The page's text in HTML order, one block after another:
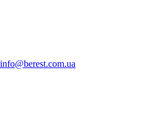
info@berest.com.ua